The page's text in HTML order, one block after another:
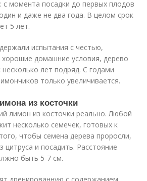
с момента посадки до первых плодов
и даже не два года. В целом срок
5 лет.
испытания с честью,
домашние условия, дерево
лет подряд. С годами
только увеличивается.
из косточки
лимон из косточки реально. Любой
несколько семечек, готовых к
чтобы семена дерева проросли,
цитруса и посадить. Расстояние
быть 5-7 см.
дренированную с содержанием